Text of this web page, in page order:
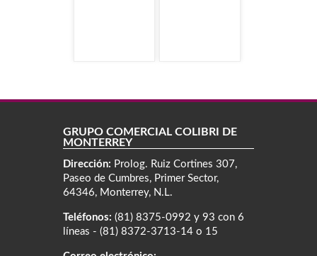
GRUPO COMERCIAL COLIBRÍ DE
MONTERREY
Dirección: Prolog. Ruiz Cortines 307,
Paseo de Cumbres, Primer Sector,
64346, Monterrey, N.L.
Teléfonos: (81) 8375-0992 y 93 con 6
líneas - (81) 8372-3713-14 o 15